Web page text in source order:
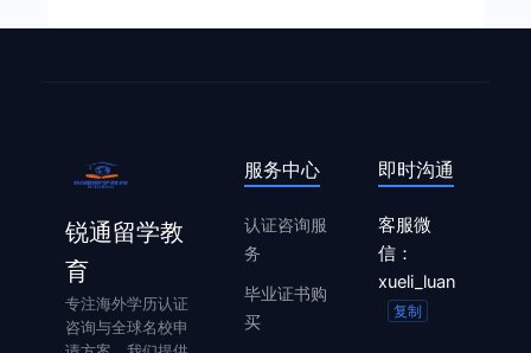
锐通留学教
育
专注海外学历认证
咨询与全球名校申
服务中心
认证咨询服
务
毕业证书购
买
即时沟通
客服微
信：
xueli_luan
复制